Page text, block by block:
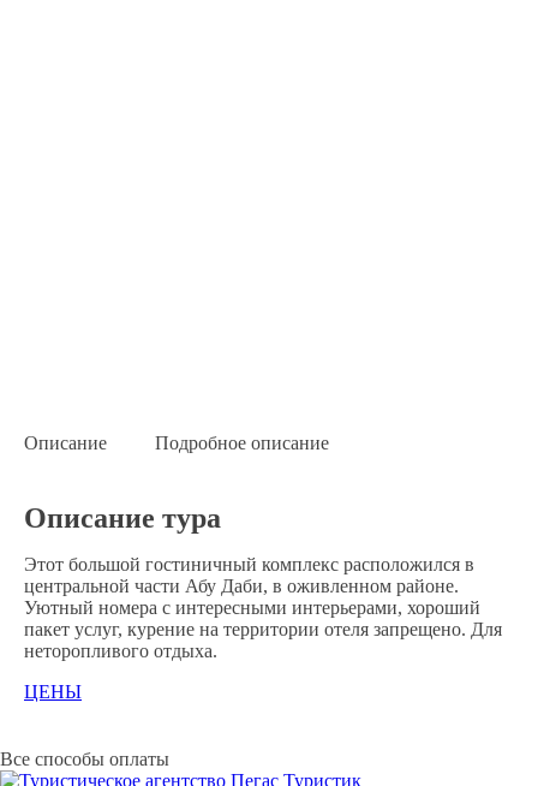
Описание Подробное описание
Описание тура
Этот большой гостиничный комплекс расположился в
центральной части Абу Даби, в оживленном районе.
Уютный номера с интересными интерьерами, хороший
пакет услуг, курение на территории отеля запрещено. Для
неторопливого отдыха.
ЦЕНЫ
Все способы оплаты